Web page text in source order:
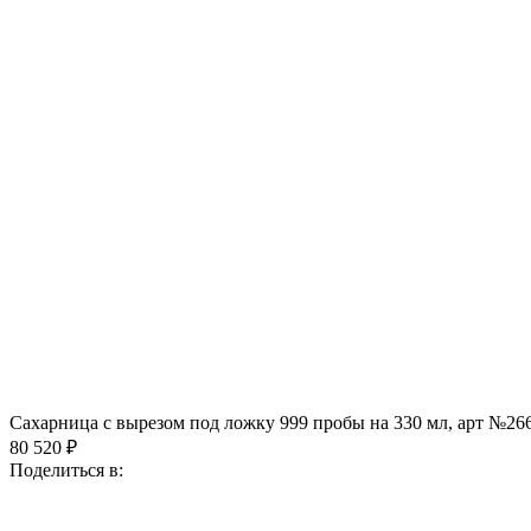
Сахарница с вырезом под ложку 999 пробы на 330 мл, арт
80 520 ₽
Поделиться в: